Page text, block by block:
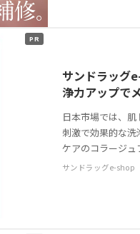
PR
サンドラッグ
浄力アップで
日本市場では、
刺激で効果的な
ケアのコラージ
や細菌を抑えるW
ケアなどに注力
サンドラッグe-shop